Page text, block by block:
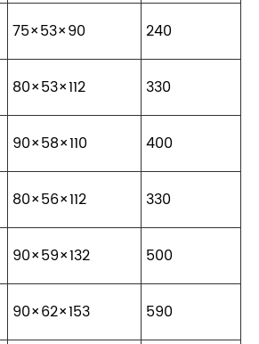
75×53×90
240
80×53×112
330
90×58×110
400
80×56×112
330
90×59×132
500
90×62×153
590